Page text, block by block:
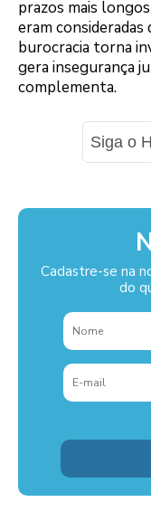
prazos mais
eram consideradas
burocracia torna
gera insegurança
complementa.
Siga o
Cadastre-se na
do